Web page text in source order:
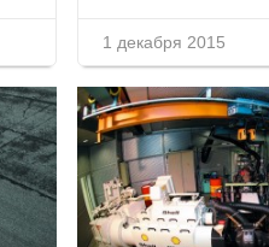
1 декабря 2015